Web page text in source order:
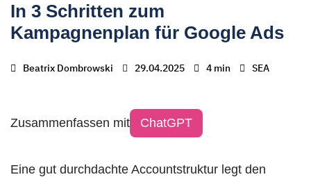
In 3 Schritten zum
Kampagnenplan für Google Ads
Beatrix Dombrowski 29.04.2025 4 min SEA
Zusammenfassen mit ChatGPT
Eine gut durchdachte Accountstruktur legt den